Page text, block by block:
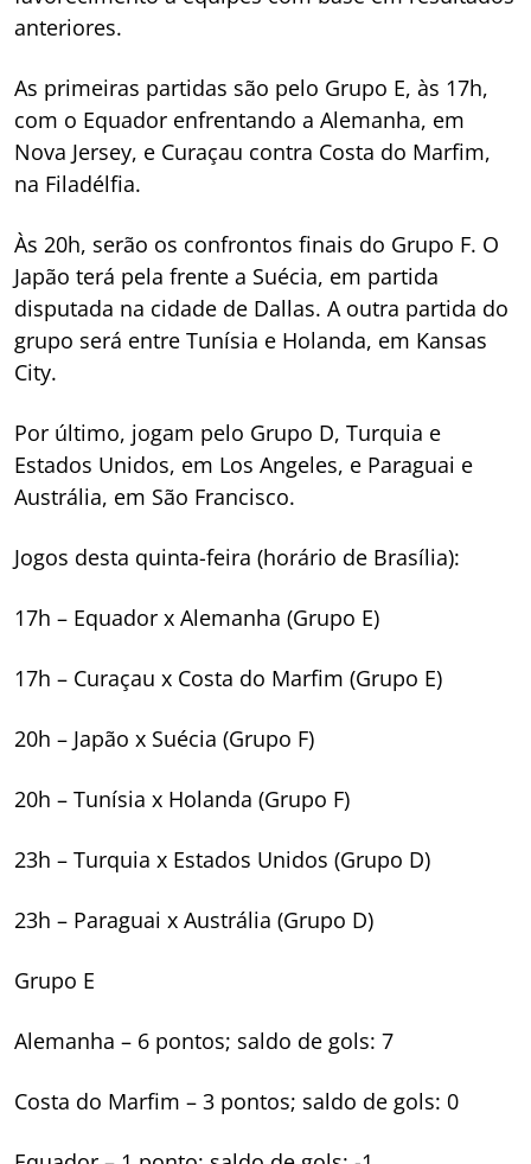
anteriores.
As primeiras partidas são pelo Grupo E, às 17h,
com o Equador enfrentando a Alemanha, em
Nova Jersey, e Curaçau contra Costa do Marfim,
na Filadélfia.
Às 20h, serão os confrontos finais do Grupo F. O
Japão terá pela frente a Suécia, em partida
disputada na cidade de Dallas. A outra partida do
grupo será entre Tunísia e Holanda, em Kansas
City.
Por último, jogam pelo Grupo D, Turquia e
Estados Unidos, em Los Angeles, e Paraguai e
Austrália, em São Francisco.
Jogos desta quinta-feira (horário de Brasília):
17h – Equador x Alemanha (Grupo E)
17h – Curaçau x Costa do Marfim (Grupo E)
20h – Japão x Suécia (Grupo F)
20h – Tunísia x Holanda (Grupo F)
23h – Turquia x Estados Unidos (Grupo D)
23h – Paraguai x Austrália (Grupo D)
Grupo E
Alemanha – 6 pontos; saldo de gols: 7
Costa do Marfim – 3 pontos; saldo de gols: 0